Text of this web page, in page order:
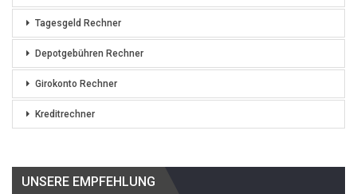
Tagesgeld Rechner
Depotgebühren Rechner
Girokonto Rechner
Kreditrechner
UNSERE EMPFEHLUNG